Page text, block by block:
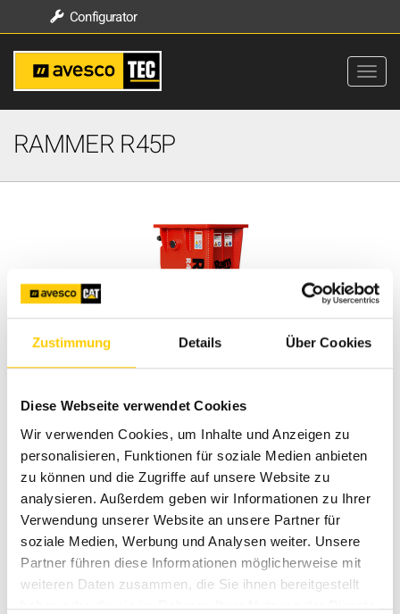
Zustimmung Details Über Cookies
Diese Webseite verwendet Cookies
Wir verwenden Cookies, um Inhalte und Anzeigen zu
personalisieren, Funktionen für soziale Medien anbieten
zu können und die Zugriffe auf unsere Website zu
analysieren. Außerdem geben wir Informationen zu Ihrer
Verwendung unserer Website an unsere Partner für
soziale Medien, Werbung und Analysen weiter. Unsere
Partner führen diese Informationen möglicherweise mit
weiteren Daten zusammen, die Sie ihnen bereitgestellt
haben oder die sie im Rahmen Ihrer Nutzung der Dienste
Configurator
RAMMER R45P
RAMMER R45P
HYDRAULIC HAMMER
vibrations- und schallgeschützt